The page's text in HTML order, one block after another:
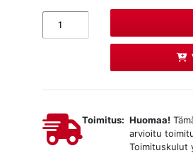
Toimitus: Huomaa!
arvioitu
Toimituskulut